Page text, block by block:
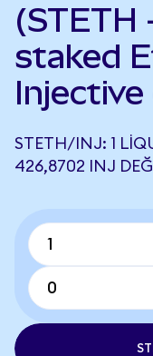
(STETH
staked
STETH/INJ: 1
426,8702 INJ